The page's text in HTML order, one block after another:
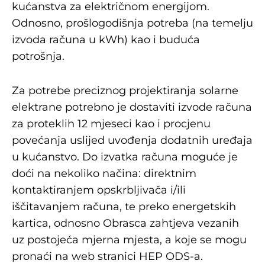
kućanstva za električnom energijom.
Odnosno, prošlogodišnja potreba (na temelju
izvoda računa u kWh) kao i buduća
potrošnja.
Za potrebe preciznog projektiranja solarne
elektrane potrebno je dostaviti izvode računa
za proteklih 12 mjeseci kao i procjenu
povećanja uslijed uvođenja dodatnih uređaja
u kućanstvo. Do izvatka računa moguće je
doći na nekoliko načina: direktnim
kontaktiranjem opskrbljivača i/ili
iščitavanjem računa, te preko energetskih
kartica, odnosno Obrasca zahtjeva vezanih
uz postojeća mjerna mjesta, a koje se mogu
pronaći na web stranici HEP ODS-a.